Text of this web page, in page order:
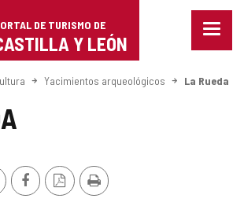
DE TURISMO DE
Y LEÓN
Menu
Yacimientos arqueológicos La Rueda
FacebookVersiónImprimir